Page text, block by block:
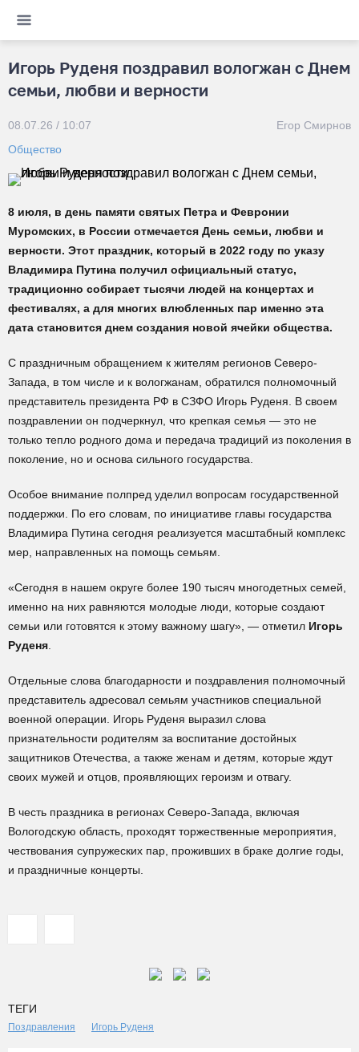
Игорь Руденя поздравил вологжан с Днем
семьи, любви и верности
08.07.26 / 10:07
Егор Смирнов
Общество
8 июля, в день памяти святых Петра и Февронии
Муромских, в России отмечается День семьи, любви и
верности. Этот праздник, который в 2022 году по указу
Владимира Путина получил официальный статус,
традиционно собирает тысячи людей на концертах и
фестивалях, а для многих влюбленных пар именно эта
дата становится днем создания новой ячейки общества.
С праздничным обращением к жителям регионов Северо-
Запада, в том числе и к вологжанам, обратился полномочный
представитель президента РФ в СЗФО Игорь Руденя. В своем
поздравлении он подчеркнул, что крепкая семья — это не
только тепло родного дома и передача традиций из поколения в
поколение, но и основа сильного государства.
Особое внимание полпред уделил вопросам государственной
поддержки. По его словам, по инициативе главы государства
Владимира Путина сегодня реализуется масштабный комплекс
мер, направленных на помощь семьям.
«Сегодня в нашем округе более 190 тысяч многодетных семей,
именно на них равняются молодые люди, которые создают
семьи или готовятся к этому важному шагу», — отметил Игорь
Руденя
Отдельные слова благодарности и поздравления полномочный
представитель адресовал семьям участников специальной
военной операции. Игорь Руденя выразил слова
признательности родителям за воспитание достойных
защитников Отечества, а также женам и детям, которые ждут
своих мужей и отцов, проявляющих героизм и отвагу.
В честь праздника в регионах Северо-Запада, включая
Вологодскую область, проходят торжественные мероприятия,
чествования супружеских пар, проживших в браке долгие годы,
и праздничные концерты.
ТЕГИ
Поздравления Игорь Руденя